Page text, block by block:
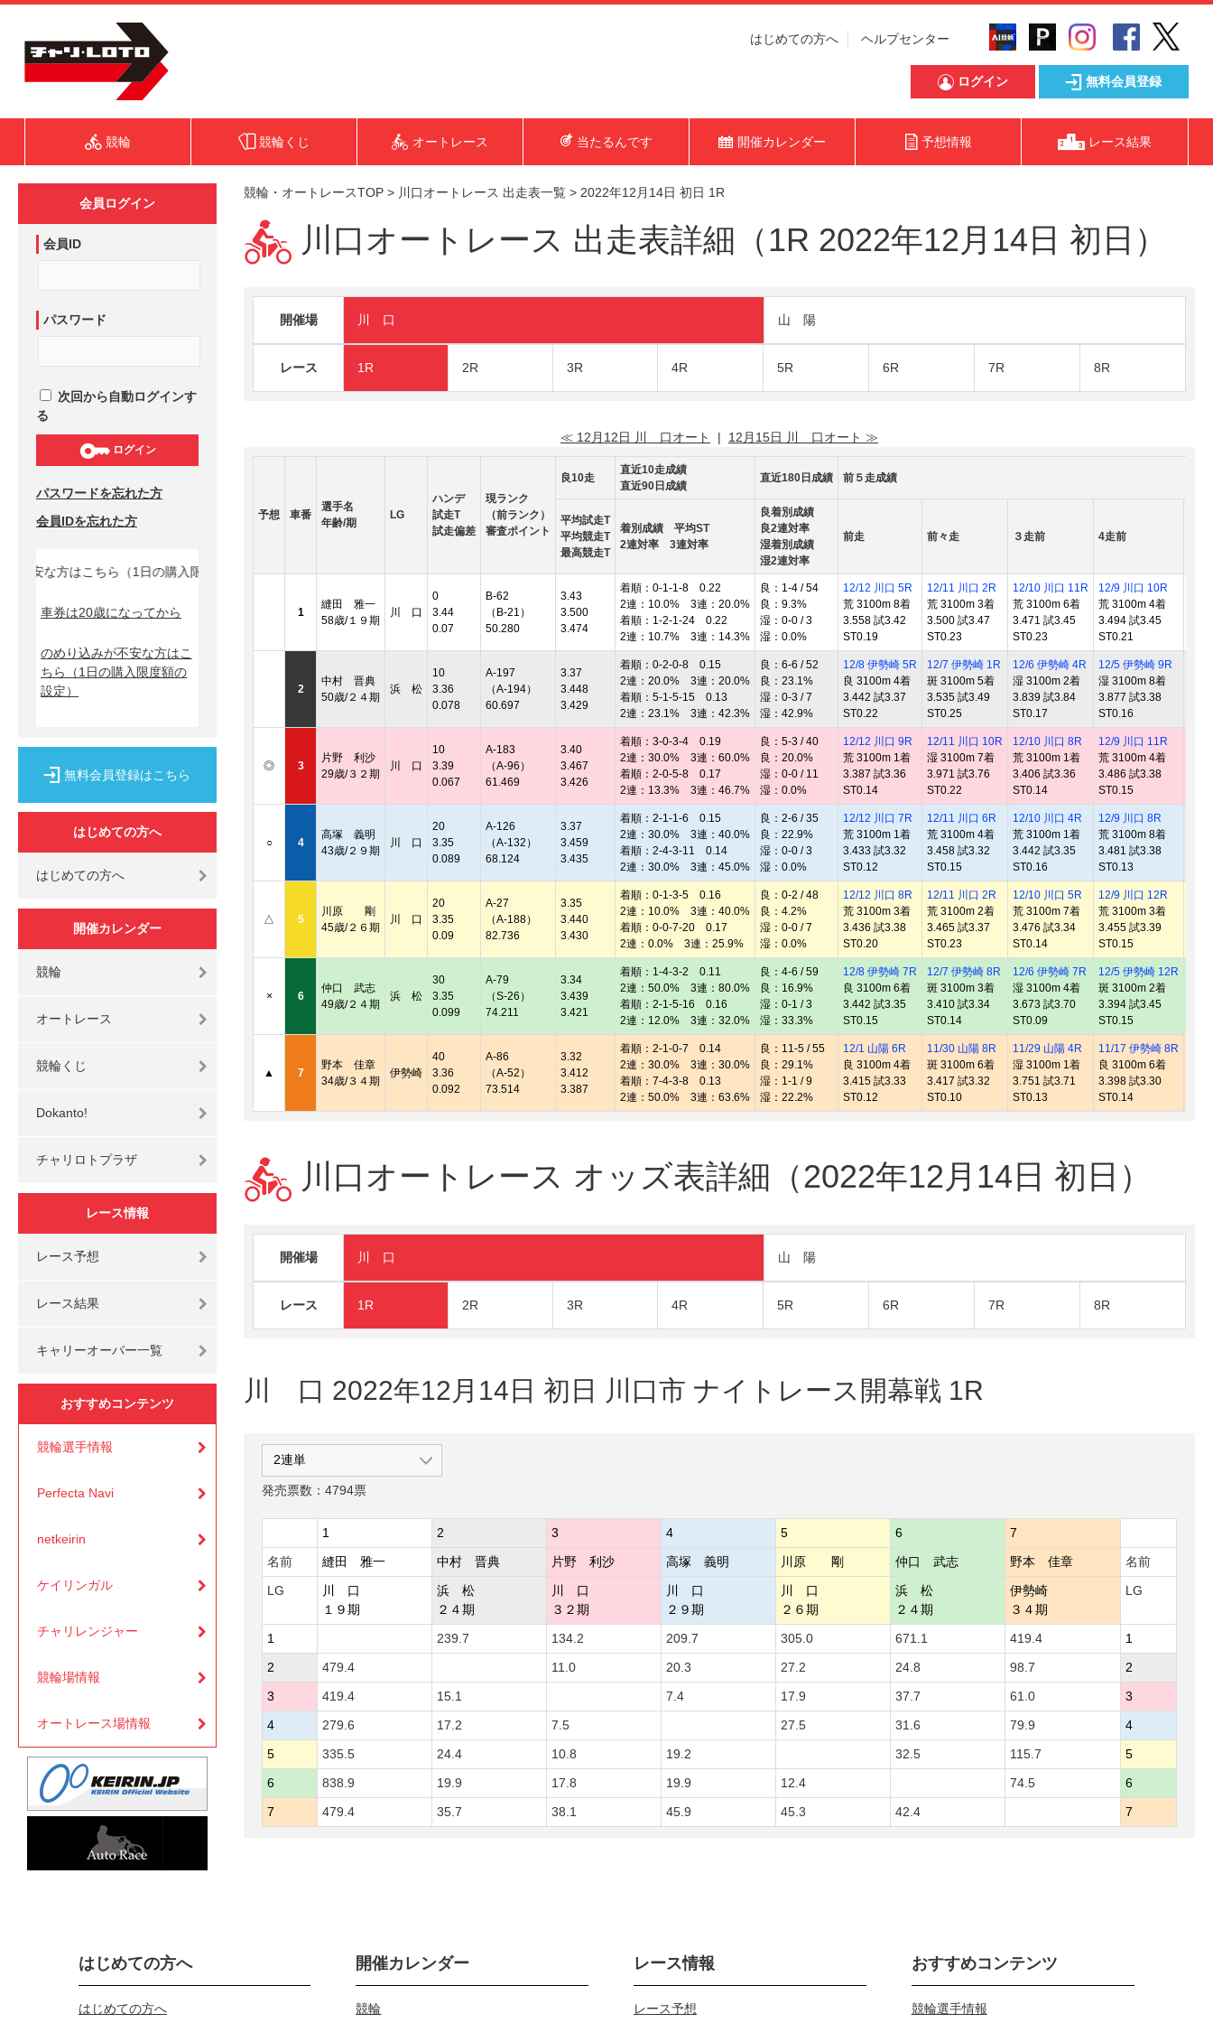
はじめての方へ ヘルプセンター
ログイン 無料会員登録
競輪 競輪くじ オートレース 当たるんです 開催カレンダー 予想情報 レース結果
会員ログイン
会員ID
パスワード
次回から自動ログインす
る
ログイン
パスワードを忘れた方
会員IDを忘れた方
な方はこちら（1日の購入限度額の設定）↓
車券は20歳になってから
のめり込みが不安な方はこ
ちら
（1日の購入限度額の
設定）
無料会員登録はこちら
はじめての方へ
はじめての方へ
開催カレンダー
競輪
オートレース
競輪くじ
Dokanto!
チャリロトプラザ
レース情報
レース予想
レース結果
キャリーオーバー一覧
おすすめコンテンツ
競輪選手情報
Perfecta Navi
netkeirin
ケイリンガル
チャリレンジャー
競輪場情報
オートレース場情報
競輪・オートレースTOP > 川口オートレース 出走表一覧 > 2022年12月14日 初日 1R
川口オートレース 出走表詳細（1R 2022年12月14日 初日）
開催場 川 口 山 陽
レース 1R 2R 3R 4R 5R 6R 7R 8R
≪ 12月12日 川 口オート | 12月15日 川 口オート ≫
予想 車番
選手名
年齢/期
LG
ハンデ
試走T
試走偏差
現ランク
（前ランク）
審査ポイント
良10走
直近10走成績
直近90日成績
直近180日成績 前５走成績
平均試走T
平均競走T
最高競走T
着別成績 平均ST
2連対率 3連対率
良着別成績
良2連対率
湿着別成績
湿2連対率
前走 前々走 ３走前 4走前
1
縫田 雅一
58歳/１９期
川 口
0
3.44
0.07
B-62
（B-21）
50.280
3.43
3.500
3.474
着順：0-1-1-8 0.22
2連：10.0% 3連：20.0%
着順：1-2-1-24 0.22
2連：10.7% 3連：14.3%
良：1-4 / 54
良：9.3%
湿：0-0 / 3
湿：0.0%
12/12 川口 5R
荒 3100m 8着
3.558 試3.42
ST0.19
12/11 川口 2R
荒 3100m 3着
3.500 試3.47
ST0.23
12/10 川口 11R
荒 3100m 6着
3.471 試3.45
ST0.23
12/9 川口 10R
荒 3100m 4着
3.494 試3.45
ST0.21
2
中村 晋典
50歳/２４期
浜 松
10
3.36
0.078
A-197
（A-194）
60.697
3.37
3.448
3.429
着順：0-2-0-8 0.15
2連：20.0% 3連：20.0%
着順：5-1-5-15 0.13
2連：23.1% 3連：42.3%
良：6-6 / 52
良：23.1%
湿：0-3 / 7
湿：42.9%
12/8 伊勢崎 5R
良 3100m 4着
3.442 試3.37
ST0.22
12/7 伊勢崎 1R
斑 3100m 5着
3.535 試3.49
ST0.25
12/6 伊勢崎 4R
湿 3100m 2着
3.839 試3.84
ST0.17
12/5 伊勢崎 9R
湿 3100m 8着
3.877 試3.38
ST0.16
◎ 3
片野 利沙
29歳/３２期
川 口
10
3.39
0.067
A-183
（A-96）
61.469
3.40
3.467
3.426
着順：3-0-3-4 0.19
2連：30.0% 3連：60.0%
着順：2-0-5-8 0.17
2連：13.3% 3連：46.7%
良：5-3 / 40
良：20.0%
湿：0-0 / 11
湿：0.0%
12/12 川口 9R
荒 3100m 1着
3.387 試3.36
ST0.14
12/11 川口 10R
湿 3100m 7着
3.971 試3.76
ST0.22
12/10 川口 8R
荒 3100m 1着
3.406 試3.36
ST0.14
12/9 川口 11R
荒 3100m 4着
3.486 試3.38
ST0.15
○ 4
高塚 義明
43歳/２９期
川 口
20
3.35
0.089
A-126
（A-132）
68.124
3.37
3.459
3.435
着順：2-1-1-6 0.15
2連：30.0% 3連：40.0%
着順：2-4-3-11 0.14
2連：30.0% 3連：45.0%
良：2-6 / 35
良：22.9%
湿：0-0 / 3
湿：0.0%
12/12 川口 7R
荒 3100m 1着
3.433 試3.32
ST0.12
12/11 川口 6R
荒 3100m 4着
3.458 試3.32
ST0.15
12/10 川口 4R
荒 3100m 1着
3.442 試3.35
ST0.16
12/9 川口 8R
荒 3100m 8着
3.481 試3.38
ST0.13
△ 5
川原 剛
45歳/２６期
川 口
20
3.35
0.09
A-27
（A-188）
82.736
3.35
3.440
3.430
着順：0-1-3-5 0.16
2連：10.0% 3連：40.0%
着順：0-0-7-20 0.17
2連：0.0% 3連：25.9%
良：0-2 / 48
良：4.2%
湿：0-0 / 7
湿：0.0%
12/12 川口 8R
荒 3100m 3着
3.436 試3.38
ST0.20
12/11 川口 2R
荒 3100m 2着
3.465 試3.37
ST0.23
12/10 川口 5R
荒 3100m 7着
3.476 試3.34
ST0.14
12/9 川口 12R
荒 3100m 3着
3.455 試3.39
ST0.15
× 6
仲口 武志
49歳/２４期
浜 松
30
3.35
0.099
A-79
（S-26）
74.211
3.34
3.439
3.421
着順：1-4-3-2 0.11
2連：50.0% 3連：80.0%
着順：2-1-5-16 0.16
2連：12.0% 3連：32.0%
良：4-6 / 59
良：16.9%
湿：0-1 / 3
湿：33.3%
12/8 伊勢崎 7R
良 3100m 6着
3.442 試3.35
ST0.15
12/7 伊勢崎 8R
斑 3100m 3着
3.410 試3.34
ST0.14
12/6 伊勢崎 7R
湿 3100m 4着
3.673 試3.70
ST0.09
12/5 伊勢崎 12R
斑 3100m 2着
3.394 試3.45
ST0.15
▲ 7
野本 佳章
34歳/３４期
伊勢崎
40
3.36
0.092
A-86
（A-52）
73.514
3.32
3.412
3.387
着順：2-1-0-7 0.14
2連：30.0% 3連：30.0%
着順：7-4-3-8 0.13
2連：50.0% 3連：63.6%
良：11-5 / 55
良：29.1%
湿：1-1 / 9
湿：22.2%
12/1 山陽 6R
良 3100m 4着
3.415 試3.33
ST0.12
11/30 山陽 8R
斑 3100m 6着
3.417 試3.32
ST0.10
11/29 山陽 4R
湿 3100m 1着
3.751 試3.71
ST0.13
11/17 伊勢崎 8R
良 3100m 6着
3.398 試3.30
ST0.14
川口オートレース オッズ表詳細（2022年12月14日 初日）
開催場 川 口 山 陽
レース 1R 2R 3R 4R 5R 6R 7R 8R
川 口 2022年12月14日 初日 川口市 ナイトレース開幕戦 1R
発売票数：4794票
1 2 3 4 5 6
7
名前
縫田 雅一 中村 晋典 片野 利沙 高塚 義明 川原 剛 仲口 武志 野本 佳章
名前
LG
川 口
１９期
浜 松
２４期
川 口
３２期
川 口
２９期
川 口
２６期
浜 松
２４期
伊勢崎
３４期
LG
1 239.7 134.2 209.7 305.0 671.1 419.4
1
2
479.4 11.0 20.3 27.2 24.8 98.7
2
3
419.4 15.1 7.4 17.9 37.7 61.0
3
4
279.6 17.2 7.5 27.5 31.6 79.9
4
5
335.5 24.4 10.8 19.2 32.5 115.7
5
6
838.9 19.9 17.8 19.9 12.4 74.5
6
7
479.4 35.7 38.1 45.9 45.3 42.4 7
はじめての方へ
はじめての方へ
開催カレンダー
競輪
レース情報
レース予想
おすすめコンテンツ
競輪選手情報